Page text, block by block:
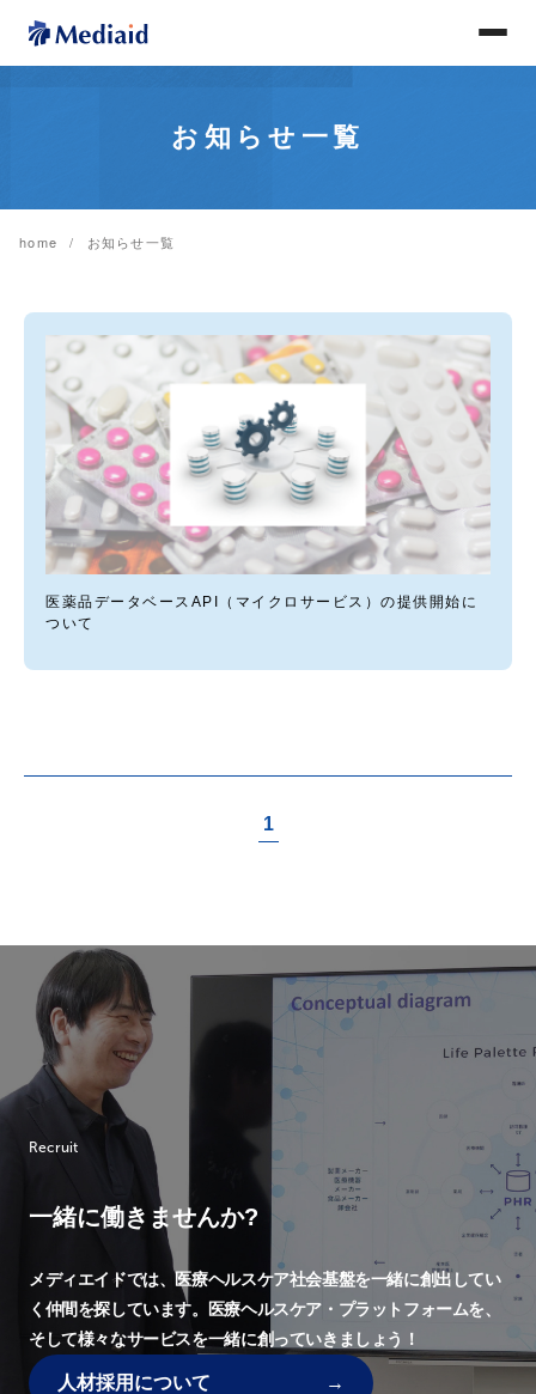
お知らせ一覧
home お知らせ一覧
医薬品データベースAPI（マイクロサービス）の提供開始に
ついて
1
Recruit
一緒に働きませんか?
メディエイドでは、医療ヘルスケア社会基盤を一緒に創出してい
く仲間を探しています。
医療ヘルスケア・プラットフォームを、
そして様々なサービスを一緒に創っていきましょう！
人材採用について